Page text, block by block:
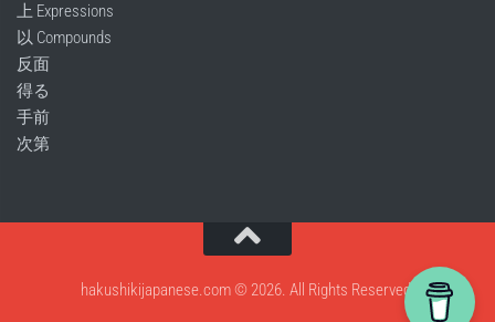
上 Expressions
以 Compounds
反面
得る
手前
次第
hakushikijapanese.com © 2026. All Rights Reserved.